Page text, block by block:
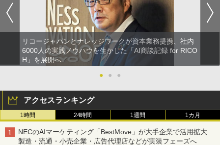
リコージャパンとナレッジワークが資本業務提携、社内
6000人の実践ノウハウを生かした「AI商談記録 for RICO
H」を展開へ
●
● ●
アクセスランキング
1時間 24時間 1週間 1カ月
NECのAIマーケティング「BestMove」が大手企業で活用拡大
製造・流通・小売企業・広告代理店などが実装フェーズへ